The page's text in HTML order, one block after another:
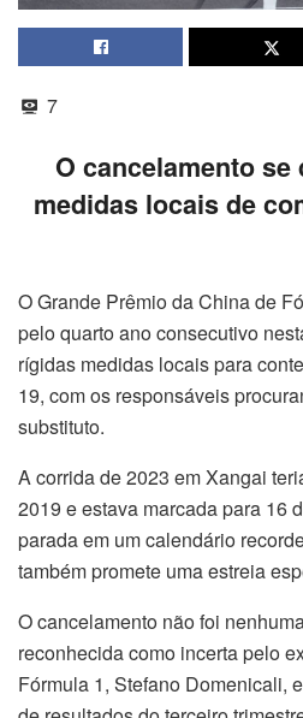
7
O cancelamento
medidas locais de
O Grande Prêmio da China de
pelo quarto ano consecutivo
rígidas medidas locais para
19, com os responsáveis
substituto.
A corrida de 2023 em Xangai
2019 e estava marcada para 16
parada em um calendário
também promete uma estreia
O cancelamento não foi
reconhecida como incerta pelo
Fórmula 1, Stefano Domenicali,